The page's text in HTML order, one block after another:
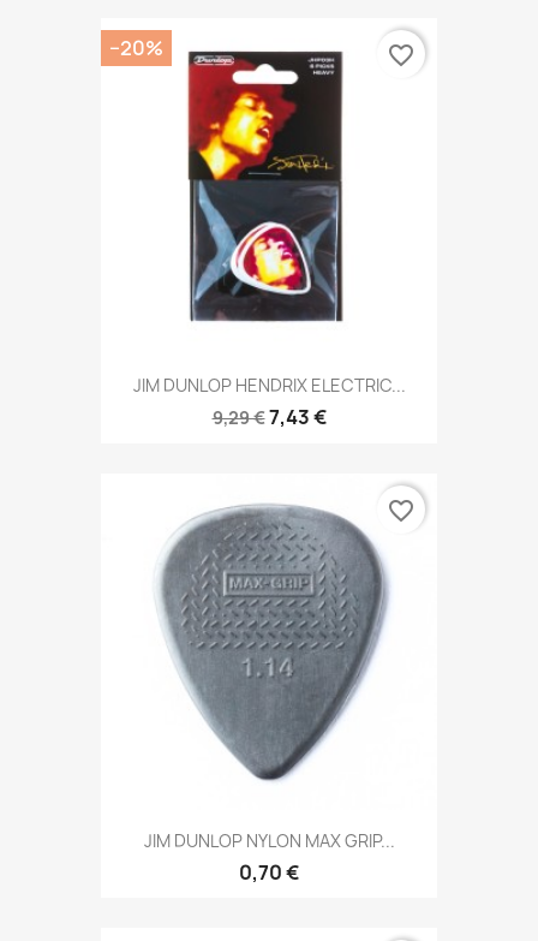
JIM DUNLOP HENDRIX ELECTRIC...
9,29 €7,43 €
−20% favorite_border
JIM DUNLOP NYLON MAX GRIP...
0,70 €
favorite_border